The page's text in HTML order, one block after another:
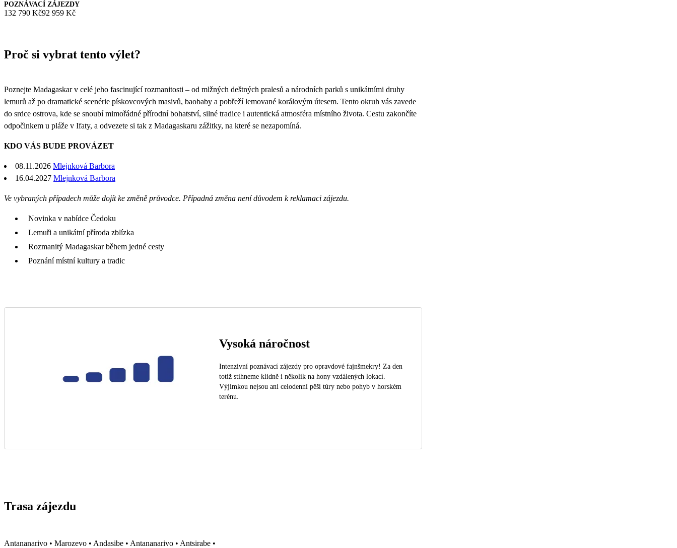
POZNÁVACÍ ZÁJEZDY
132 790 Kč92 959 Kč
Proč si vybrat tento výlet?
Poznejte Madagaskar v celé jeho fascinující rozmanitosti – od mlžných deštných pralesů a národních parků s unikátními druhy
lemurů až po dramatické scenérie pískovcových masivů, baobaby a pobřeží lemované korálovým útesem. Tento okruh vás zavede
do srdce ostrova, kde se snoubí mimořádné přírodní bohatství, silné tradice i autentická atmosféra místního života. Cestu zakončíte
odpočinkem u pláže v Ifaty, a odvezete si tak z Madagaskaru zážitky, na které se nezapomíná.
KDO VÁS BUDE PROVÁZET
08.11.2026 Mlejnková Barbora
16.04.2027 Mlejnková Barbora
Ve vybraných případech může dojít ke změně průvodce. Případná změna není důvodem k reklamaci zájezdu.
Novinka v nabídce Čedoku
Lemuři a unikátní příroda zblízka
Rozmanitý Madagaskar během jedné cesty
Poznání místní kultury a tradic
Vysoká náročnost
Intenzivní poznávací zájezdy pro opravdové fajnšmekry! Za den
totiž stihneme klidně i několik na hony vzdálených lokací.
Výjimkou nejsou ani celodenní pěší túry nebo pohyb v horském
terénu.
Trasa zájezdu
Antananarivo • Marozevo • Andasibe • Antananarivo • Antsirabe •